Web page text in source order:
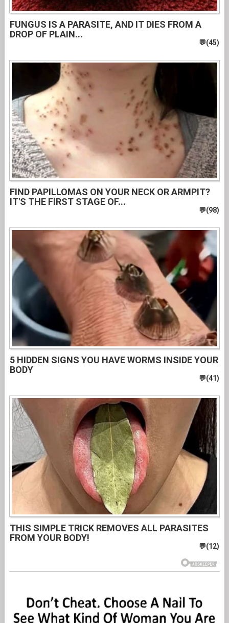
FUNGUS IS A PARASITE, AND IT DIES FROM A
DROP OF PLAIN...
FIND PAPILLOMAS ON YOUR NECK OR ARMPIT?
IT'S THE FIRST STAGE OF...
5 HIDDEN SIGNS YOU HAVE WORMS INSIDE YOUR
BODY
THIS SIMPLE TRICK REMOVES ALL PARASITES
FROM YOUR BODY!